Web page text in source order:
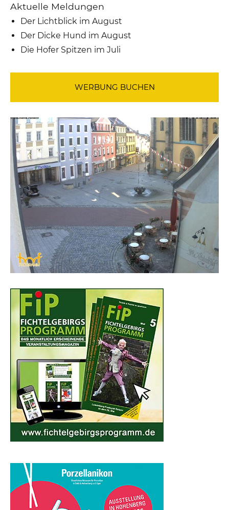
Aktuelle Meldungen
Der Lichtblick im August
Der Dicke Hund im August
Die Hofer Spitzen im Juli
WERBUNG BUCHEN